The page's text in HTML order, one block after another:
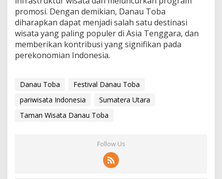
promosi. Dengan demikian, Danau Toba
diharapkan dapat menjadi salah satu destinasi
wisata yang paling populer di Asia Tenggara, dan
memberikan kontribusi yang signifikan pada
perekonomian Indonesia.
Danau Toba
Festival Danau Toba
pariwisata Indonesia
Sumatera Utara
Taman Wisata Danau Toba
Follow Us